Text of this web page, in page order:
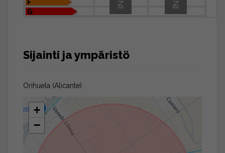
F
G
Sijainti ja ympäristö
Orihuela (Alicante)
+
−